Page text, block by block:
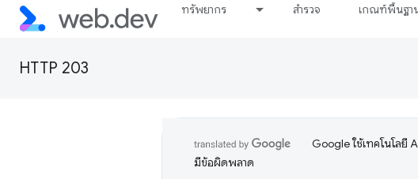
ทรัพยากร สำรวจ เกณฑ์พื้นฐา
HTTP 203
Google ใช้เทคโนโลยี
มีข้อผิดพลาด